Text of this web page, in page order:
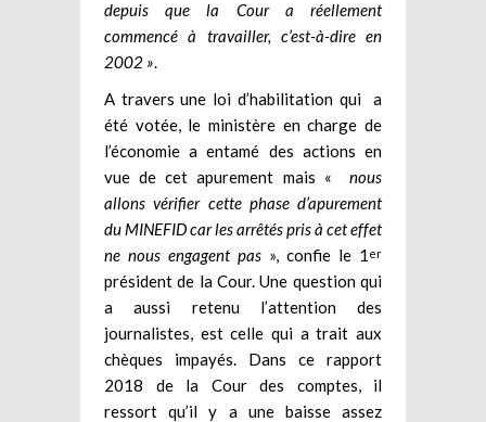
depuis que la Cour a réellement
commencé à travailler, c’est-à-dire en
2002 »
A travers une loi d’habilitation qui a
été votée, le ministère en charge de
l’économie a entamé des actions en
vue de cet apurement mais « nous
allons vérifier cette phase d’apurement
du MINEFID car les arrêtés pris à cet effet
ne nous engagent pas », confie le 1 er
président de la Cour. Une question qui
a aussi retenu l’attention des
journalistes, est celle qui a trait aux
chèques impayés. Dans ce rapport
2018 de la Cour des comptes, il
ressort qu’il y a une baisse assez